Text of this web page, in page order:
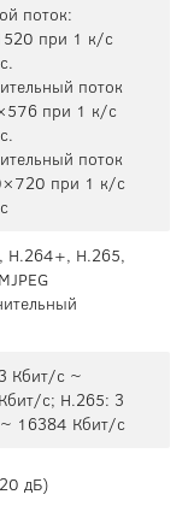
поток:
при 1 к/с
поток
при 1 к/с
поток
при 1 к/с
H.264+, H.265,
Кбит/с ~
с; H.265: 3
16384 Кбит/с
дБ)